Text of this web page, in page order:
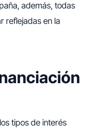
además, todas
reflejadas en la
tipos de interés